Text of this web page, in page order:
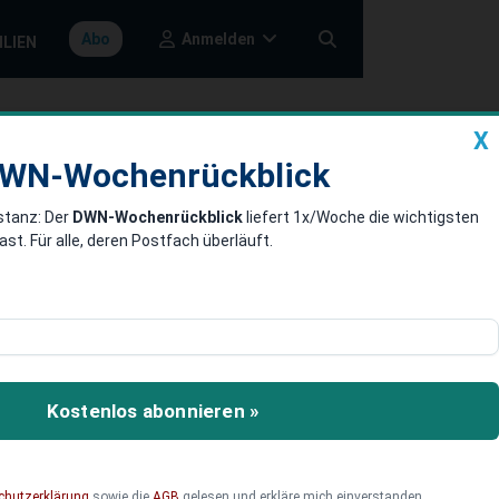
Abo Anmelden
ab
die Unicredit und
Gleichzeitig kippt
und stellt Aktionäre
X
Wochenrückblick
Der DWN-Wochenrückblick liefert 1x/Woche die wichtigsten
Für alle, deren Postfach überläuft.
Kostenlos abonnieren »